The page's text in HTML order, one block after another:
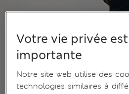
Votre vie privée est
importante
Notre site web utilise des
technologies similaires à